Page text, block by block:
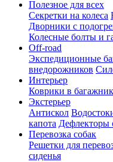
Полезное для всех
Секретки на колеса
Дворники с
Колесные болты и
Off-road
Экспедиционные
внедорожников
Интерьер
Коврики в багажник
Экстерьер
Антискол
капота Дефлекторы
Перевозка собак
Решетки для
сиденья